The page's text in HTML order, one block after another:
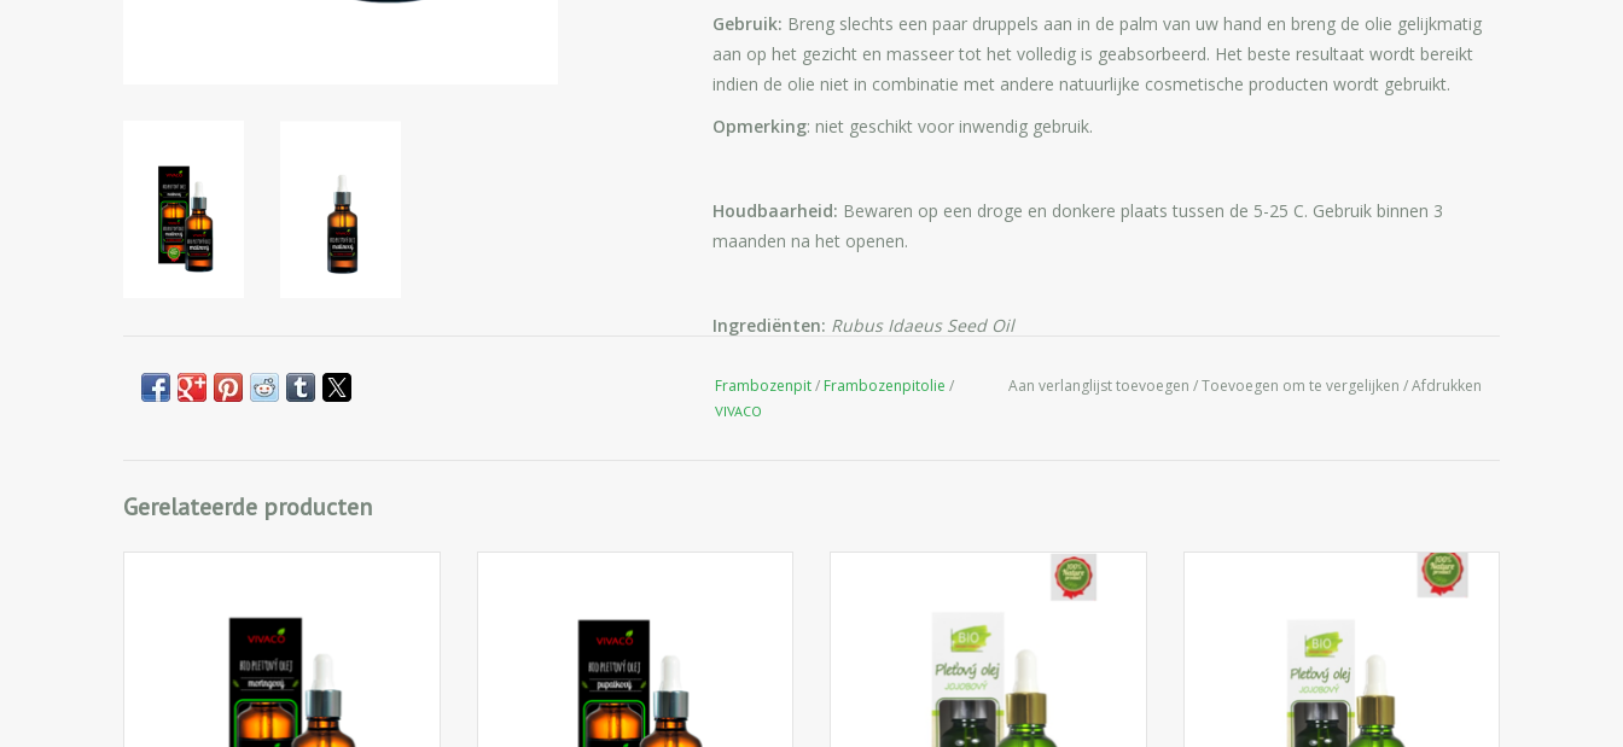
Gebruik: Breng slechts een paar druppels aan in de palm van uw hand en breng de olie gelijkmatig
aan op het gezicht en masseer tot het volledig is geabsorbeerd. Het beste resultaat wordt bereikt
indien de olie niet in combinatie met andere natuurlijke cosmetische producten wordt gebruikt.
Opmerking: niet geschikt voor inwendig gebruik.
Houdbaarheid: Bewaren op een droge en donkere plaats tussen de 5-25 C. Gebruik binnen 3
maanden na het openen.
Ingrediënten: Rubus Idaeus Seed Oil
Frambozenpit/ Frambozenpitolie /
VIVACO
Aan verlanglijst toevoegen /Toevoegen om te vergelijken /Afdrukken
Gerelateerde producten
behandeling van droog en broos haar.
IN WINKELWAGEN
huid van gezicht en lichaam. Het is ook
aanbevolen voor de huid die wordt
aangetast door psoriasis, neurodermitis
en eczeem.
Een pure natuurlijke Arganolie voor de
verzorging van de normale, gevoelige,
IN WINKELWAGEN
Hydraterende Jojoba olie geschikt voor elk
type huid, maar vooral voor de rijpe,
geeft de huid een glad niet vettig gevoel.
IN WINKELWAGEN